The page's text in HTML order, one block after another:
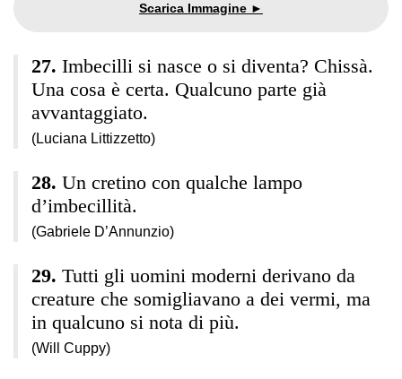
Imbecilli si nasce o si diventa? Chissà.
Una cosa è certa. Qualcuno parte già
avvantaggiato.
(Luciana Littizzetto)
Un cretino con qualche lampo
d’imbecillità.
(Gabriele D’Annunzio)
Tutti gli uomini moderni derivano da
creature che somigliavano a dei vermi, ma
in qualcuno si nota di più.
(Will Cuppy)